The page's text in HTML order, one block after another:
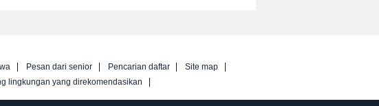
Pesan dari senior Pencarian daftar
Site map
lingkungan yang direkomendasikan